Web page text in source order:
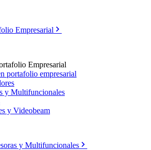
Empresarial
Empresarial
portafolio empresarial
y Multifuncionales
y Videobeam
y Multifuncionales